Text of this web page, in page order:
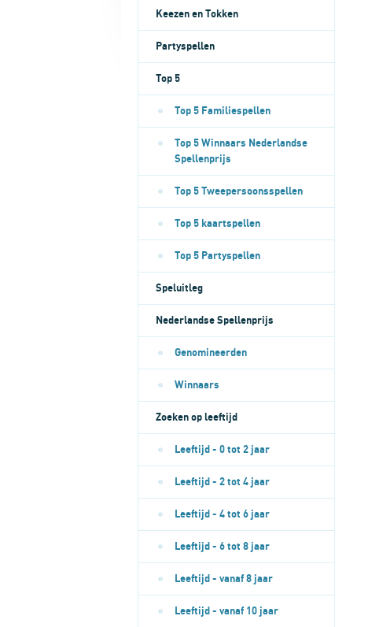
Keezen en Tokken
Partyspellen
Top 5
Top 5 Familiespellen
Top 5 Winnaars Nederlandse
Spellenprijs
Top 5 Tweepersoonsspellen
Top 5 kaartspellen
Top 5 Partyspellen
Speluitleg
Nederlandse Spellenprijs
Genomineerden
Winnaars
Zoeken op leeftijd
Leeftijd - 0 tot 2 jaar
Leeftijd - 2 tot 4 jaar
Leeftijd - 4 tot 6 jaar
Leeftijd - 6 tot 8 jaar
Leeftijd - vanaf 8 jaar
Leeftijd - vanaf 10 jaar